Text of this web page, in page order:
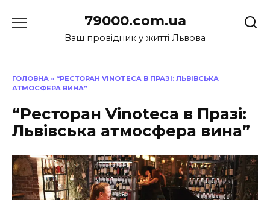
до
79000.com.ua
Ваш провідник у житті Львова
ГОЛОВНА » “РЕСТОРАН VINOTECA В ПРАЗІ: ЛЬВІВСЬКА
АТМОСФЕРА ВИНА”
“Ресторан Vinoteca в Празі:
Львівська атмосфера вина”